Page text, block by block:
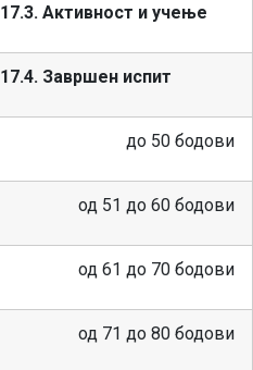
17.3. Активност и учење
17.4. Завршен испит
до 50 бодови
од 51 до 60 бодови
од 61 до 70 бодови
од 71 до 80 бодови